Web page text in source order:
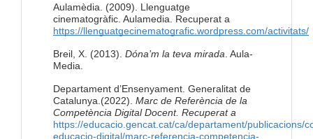
Aulamèdia. (2009). Llenguatge
cinematogràfic. Aulamedia. Recuperat a
https://llenguatgecinematografic.wordpress.com/activitats/
Breil, X. (2013). Dóna’m la teva mirada . Aula-
Media.
Departament d’Ensenyament. Generalitat de
Catalunya.(2022). Marc de Referència de la
Competència Digital Docent. Recuperat a
https://educacio.gencat.cat/ca/departament/publicacions/
educacio-digital/marc-referencia-competencia-